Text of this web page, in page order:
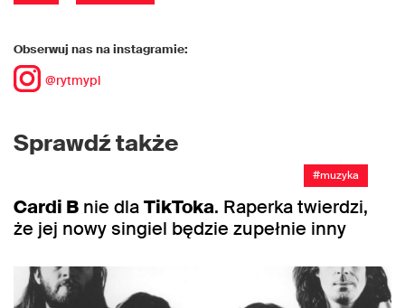
Obserwuj nas na instagramie:
@rytmypl
Sprawdź także
#muzyka
Cardi B nie dlaTikToka. Raperka twierdzi,
że jej nowy singiel będzie zupełnie inny